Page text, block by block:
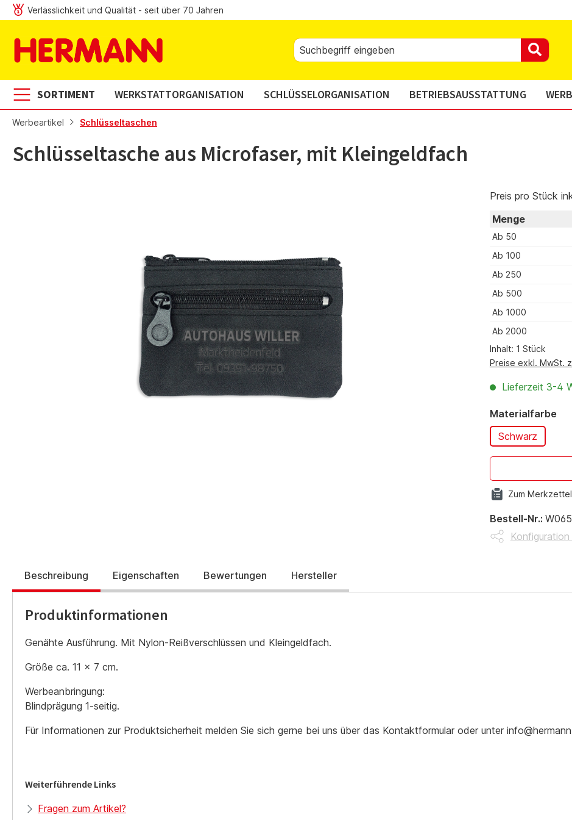
Hauptinhalt springen
Zur Suche springen
Zur Hauptnavigation springen
Verlässlichkeit und Qualität - seit über 70 Jahren
SORTIMENT WERKSTATTORGANISATION SCHLÜSSELORGANISATION BETRIEBSAUSSTATTUNG
Werbeartikel Schlüsseltaschen
Schlüsseltasche aus Microfaser, mit Kleingeldfach
Preis pro Stück
Menge
Ab 50
Ab 100
Ab 250
Ab 500
Ab 1000
Ab 2000
Inhalt: 1 Stück
Preise exkl. MwSt.
Lieferzeit 3-4
Materialfarbe
Schwarz
Zum
Bestell-Nr.:
Beschreibung Eigenschaften Bewertungen Hersteller
Produktinformationen
Genähte Ausführung. Mit Nylon-Reißverschlüssen und Kleingeldfach.
Größe ca. 11 x 7 cm.
Werbeanbringung:
Blindprägung 1-seitig.
Für Informationen zur Produktsicherheit melden Sie sich gerne bei uns über das Kontaktformular oder unter
Weiterführende Links
Fragen zum Artikel?